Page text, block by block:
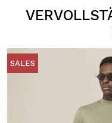
SALES